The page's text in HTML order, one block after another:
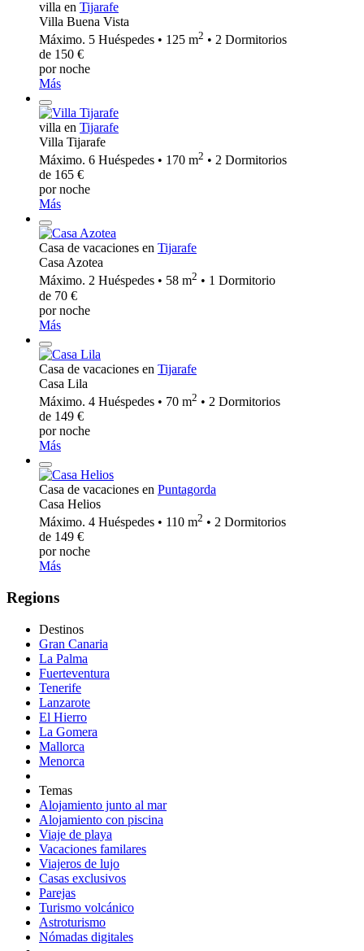
villa en Tijarafe
Villa Buena Vista
Máximo. 5 Huéspedes • 125 m2 • 2 Dormitorios
de 150 €
por noche
Más
villa en Tijarafe
Villa Tijarafe
Máximo. 6 Huéspedes • 170 m2 • 2 Dormitorios
de 165 €
por noche
Más
Casa de vacaciones en Tijarafe
Casa Azotea
Máximo. 2 Huéspedes • 58 m2 • 1 Dormitorio
de 70 €
por noche
Más
Casa de vacaciones en Tijarafe
Casa Lila
Máximo. 4 Huéspedes • 70 m2 • 2 Dormitorios
de 149 €
por noche
Más
Casa de vacaciones en Puntagorda
Casa Helios
Máximo. 4 Huéspedes • 110 m2 • 2 Dormitorios
de 149 €
por noche
Más
Regions
Destinos
Gran Canaria
La Palma
Fuerteventura
Tenerife
Lanzarote
El Hierro
La Gomera
Mallorca
Menorca
Temas
Alojamiento junto al mar
Alojamiento con piscina
Viaje de playa
Vacaciones familares
Viajeros de lujo
Casas exclusivos
Parejas
Turismo volcánico
Astroturismo
Nómadas digitales